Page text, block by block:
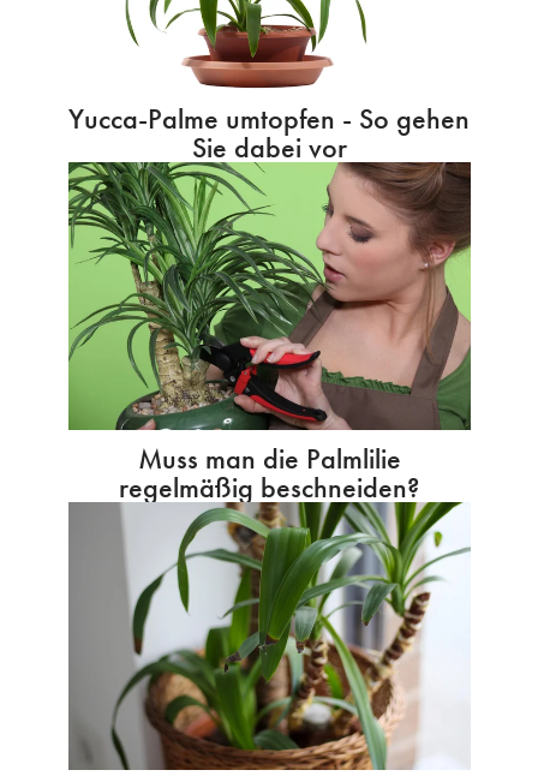
Yucca-Palme umtopfen - So gehen
Sie dabei vor
Muss man die Palmlilie
regelmäßig beschneiden?